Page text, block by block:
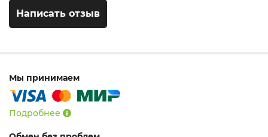
Написать отзыв
Мы принимаем
Подробнее